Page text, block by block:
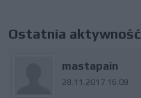
Ostatnia aktywność
mastapain
28.11.2017 16:09